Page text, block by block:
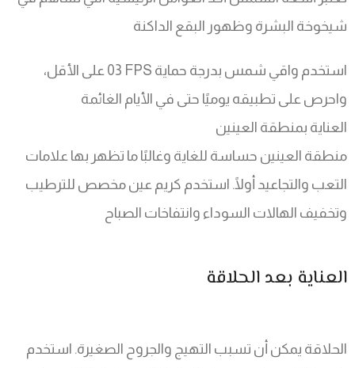
شيخوخة البشرة وظهور البقع الداكنة
استخدم واقي شمس بدرجة حماية SPF 30 على الأقل،
واحرص على تطبيقه يوميًا حتى في الأيام الغائمة
العناية بمنطقة العينين
منطقة العينين حساسة للغاية وغالبًا ما تظهر بها علامات
التعب والتجاعيد أولًا. استخدم كريم عين مخصص للترطيب
وتخفيف الهالات السوداء وانتفاخات الصباح
العناية بعد الحلاقة
الحلاقة يمكن أن تسبب التهيج والجروح الصغيرة. استخدم